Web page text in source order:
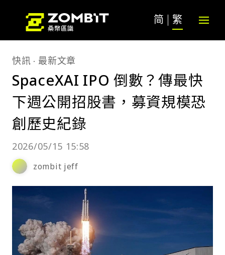
简 繁
快訊 最新文章
SpaceXAI IPO 倒數？傳最快
下週公開招股書，募資規模恐
創歷史紀錄
2026/05/15 15:58
zombit jeff